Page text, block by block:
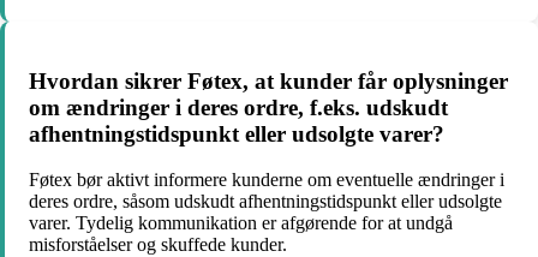
Hvordan sikrer Føtex, at kunder får oplysninger
om ændringer i deres ordre, f.eks. udskudt
afhentningstidspunkt eller udsolgte varer?
Føtex bør aktivt informere kunderne om eventuelle ændringer i
deres ordre, såsom udskudt afhentningstidspunkt eller udsolgte
varer. Tydelig kommunikation er afgørende for at undgå
misforståelser og skuffede kunder.